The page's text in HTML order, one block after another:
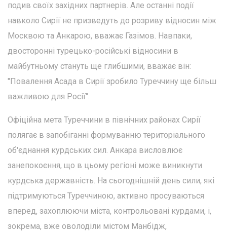
подив своїх західних партнерів. Але останні події
навколо Сирії не призведуть до розриву відносин між
Москвою та Анкарою, вважає Газімов. Навпаки,
двосторонні турецько-російські відносини в
майбутньому стануть ще глибшими, вважає він:
"Повалення Асада в Сирії зробило Туреччину ще більш
важливою для Росії".
Офіційна мета Туреччини в північних районах Сирії
полягає в запобіганні формуванню територіального
об'єднання курдських сил. Анкара висловлює
занепокоєння, що в цьому регіоні може виникнути
курдська державність. На сьогоднішній день сили, які
підтримуються Туреччиною, активно просуваються
вперед, захоплюючи міста, контрольовані курдами, і,
зокрема, вже оволоділи містом Манбідж,